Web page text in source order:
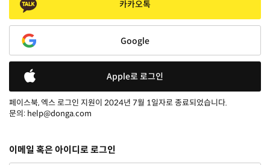
카카오톡
Google
Apple로 로그인
페이스북, 엑스 로그인 지원이 2024년 7월 1일자로 종료되었습니다.
문의: help@donga.com
이메일 혹은 아이디로 로그인